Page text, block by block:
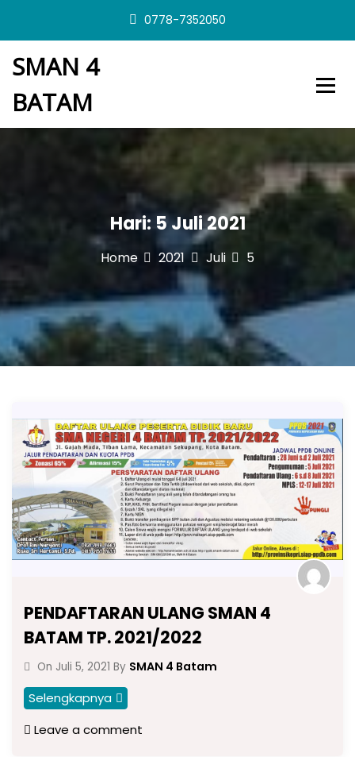
i
o
0778-7352050
SMAN 4
BATAM
Hari: 5 Juli 2021
Home 2021 Juli 5
PENDAFTARAN ULANG SMAN 4
BATAM TP. 2021/2022
On Juli 5, 2021 By SMAN 4 Batam
Selengkapnya
Leave a comment